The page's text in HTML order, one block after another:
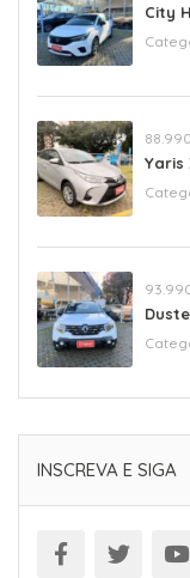
City
Yaris
INSCREVA E SIGA